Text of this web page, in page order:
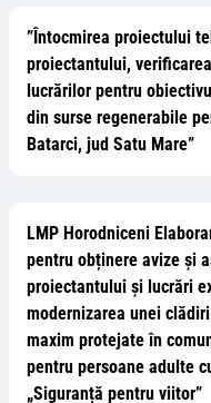
”Întocmirea proiectului
proiectantului,
lucrărilor pentru
din surse regenerabile
Batarci, jud Satu Mare”
LMP Horodniceni
pentru obținere avize și
proiectantului și lucrări
modernizarea unei
maxim protejate în
pentru persoane adulte
„Siguranță pentru viitor”